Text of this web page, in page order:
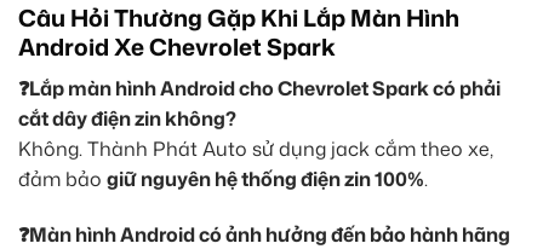
Câu Hỏi Thường Gặp Khi Lắp Màn Hình
Android Xe Chevrolet Spark
❓Lắp màn hình Android cho Chevrolet Spark có phải
cắt dây điện zin không?
Không. Thành Phát Auto sử dụng jack cắm theo xe,
đảm bảo giữ nguyên hệ thống điện zin 100%.
❓Màn hình Android có ảnh hưởng đến bảo hành hãng